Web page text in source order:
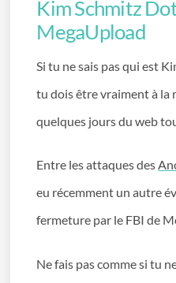
Kim Schmitz
MegaUpload
Si tu ne sais pas qui est
tu dois être vraiment à la
quelques jours du web
Entre les attaques des
eu récemment un autre
fermeture par le FBI de
Ne fais pas comme si tu